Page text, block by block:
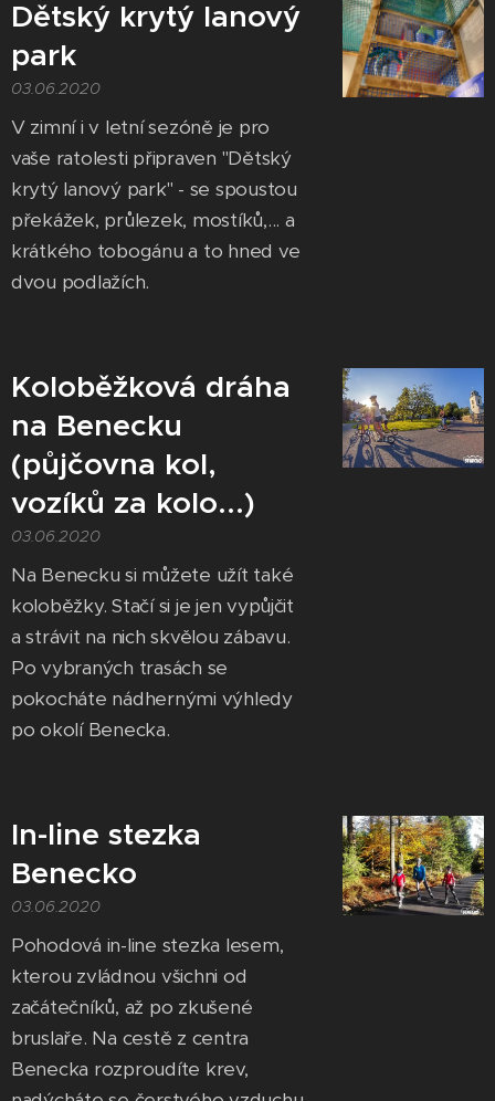
Dětský krytý lanový
park
03.06.2020
V zimní i v letní sezóně je pro
vaše ratolesti připraven "Dětský
krytý lanový park" - se spoustou
překážek, průlezek, mostíků,... a
krátkého tobogánu a to hned ve
dvou podlažích.
Koloběžková dráha
na Benecku
(půjčovna kol,
vozíků za kolo...)
03.06.2020
Na Benecku si můžete užít také
koloběžky. Stačí si je jen vypůjčit
a strávit na nich skvělou zábavu.
Po vybraných trasách se
pokocháte nádhernými výhledy
po okolí Benecka.
In-line stezka
Benecko
03.06.2020
Pohodová in-line stezka lesem,
kterou zvládnou všichni od
začátečníků, až po zkušené
bruslaře. Na cestě z centra
Benecka rozproudíte krev,